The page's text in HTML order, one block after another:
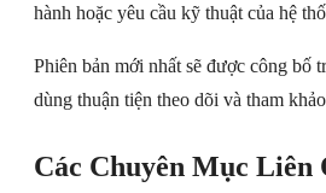
hành hoặc yêu cầu kỹ thuật của hệ
Phiên bản mới nhất sẽ được công bố
dùng thuận tiện theo dõi và tham
Các Chuyên Mục Liên